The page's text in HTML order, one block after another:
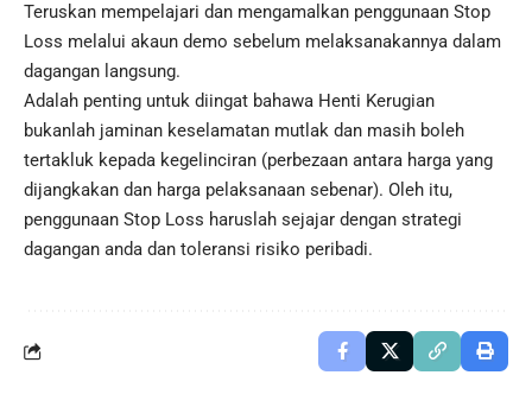
Teruskan mempelajari dan mengamalkan penggunaan Stop
Loss melalui akaun demo sebelum melaksanakannya dalam
dagangan langsung.
Adalah penting untuk diingat bahawa Henti Kerugian
bukanlah jaminan keselamatan mutlak dan masih boleh
tertakluk kepada kegelinciran (perbezaan antara harga yang
dijangkakan dan harga pelaksanaan sebenar). Oleh itu,
penggunaan Stop Loss haruslah sejajar dengan strategi
dagangan anda dan toleransi risiko peribadi.